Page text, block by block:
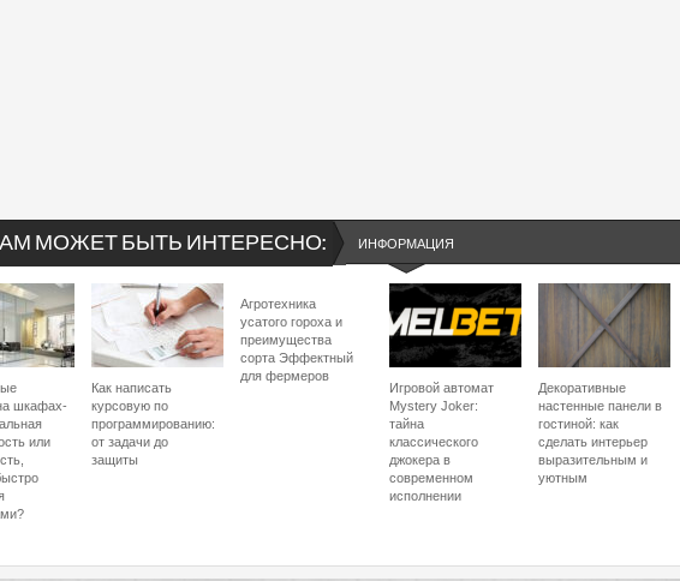
МОЖЕТ БЫТЬ ИНТЕРЕСНО: ИНФОРМАЦИЯ
шкафах-
или
Как написать
курсовую по
программированию:
от задачи до
защиты
Агротехника
усатого гороха и
преимущества
сорта Эффектный
для фермеров
Игровой автомат
Mystery Joker:
тайна
классического
джокера в
современном
исполнении
Декоративные
настенные панели в
гостиной: как
сделать интерьер
выразительным и
уютным